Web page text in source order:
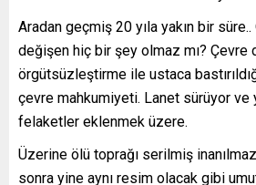
Aradan geçmiş 20 yıla yakın bir
değişen hiç bir şey olmaz mı? Çevre
örgütsüzleştirme ile ustaca
çevre mahkumiyeti. Lanet sürüyor ve
felaketler eklenmek üzere.
Üzerine ölü toprağı serilmiş
sonra yine aynı resim olacak gibi